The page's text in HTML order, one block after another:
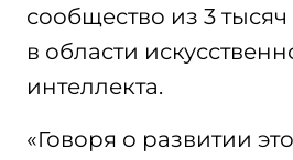
сообщество из 3
в области
интеллекта.
«Говоря о развитии